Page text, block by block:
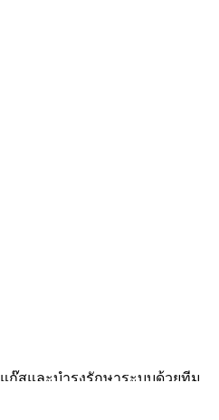
ก๊สและบำรุงรักษาระบบด้วยทีม